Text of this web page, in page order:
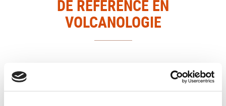
DE RÉFÉRENCE EN
VOLCANOLOGIE